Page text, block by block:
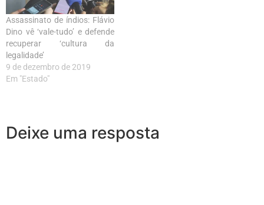
Assassinato de índios: Flávio
Dino vê ‘vale-tudo’ e defende
recuperar ‘cultura da
legalidade’
9 de dezembro de 2019
Em "Estado"
Deixe uma resposta